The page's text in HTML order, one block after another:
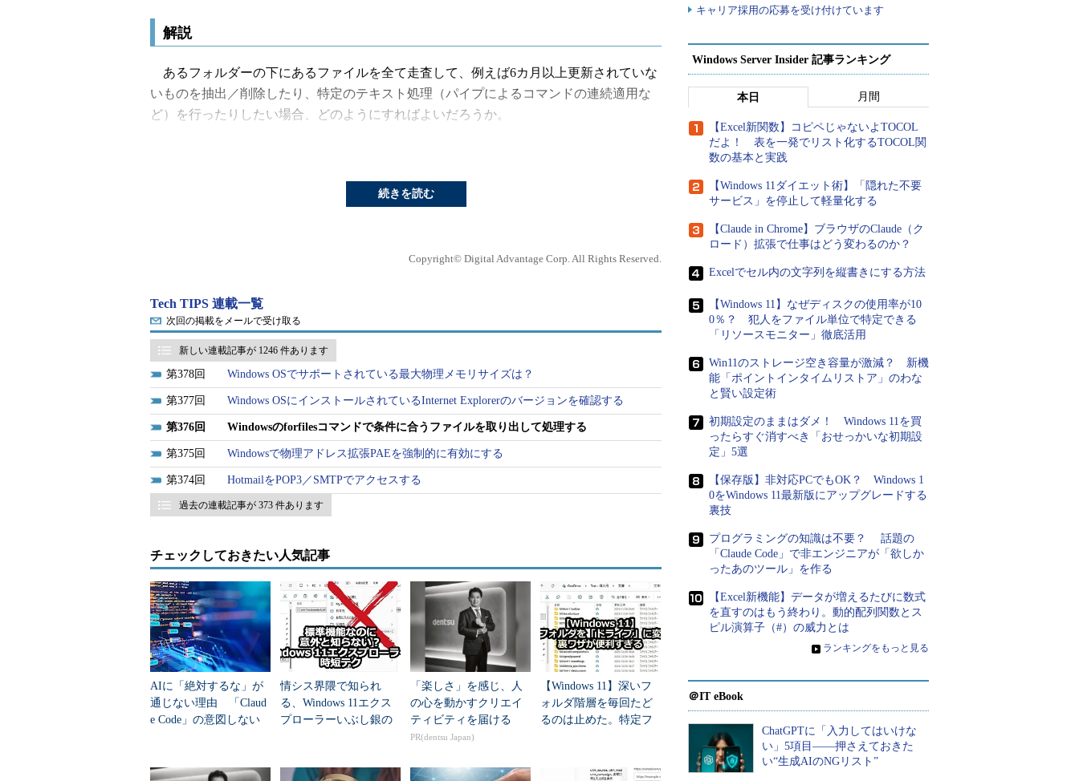
解説
あるフォルダーの下にあるファイルを全て走査して、例えば6カ月以上更新されていな
いものを抽出／削除したり、特定のテキスト処理（パイプによるコマンドの連続適用な
ど）を行ったりしたい場合、どのようにすればよいだろうか。
（応用編）
PowerShellを使えば、特定の条件を満たすファイルだけ
従来のコマンドプロンプトでの操作に馴れたユーザーなら、このような場合は
forfiles.exeコマンドを利用するとよいだろう。これは指定されたフォルダーの下を（必要
なら再帰的に）走査して条件に合うファイルやフォルダーを抽出し、それを基にして指
定されたコマンドを実行するという機能を持つ。
見つかったファイルやフォルダーのパス名やサイズ、日付などは変数として取り出す
ことができるので、実行するコマンドの引数にその変数を指定すれば、さまざまな処理
が可能になる。ファイルのバックアップや不要な過去のファイルの削除、テキスト処理
などに活用できるだろう。本TIPSではこのforfilesコマンドについて紹介する。
含む）でしか利用できない（ライセンス的にはともかく、動かすだけならWindows XP上
でも利用できるようである）。Windows 2000のリソースキットには、Windows 2000向け
の古いバージョンのものが収録されている。
操作方法
●forfilesの使い方
forfilesコマンドの使い方は「forfiles /?」とすると表示される。
続きを読む
Copyright© Digital Advantage Corp. All Rights Reserved.
Tech TIPS 連載一覧
次回の掲載をメールで受け取る
新しい連載記事が 1246 件あります
378 Windows OSでサポートされている最大物理メモリサイズは？
377 Windows OSにインストールされているInternet Explorerのバージョンを確認する
376 Windowsのforfilesコマンドで条件に合うファイルを取り出して処理する
375 Windowsで物理アドレス拡張PAEを強制的に有効にする
374 HotmailをPOP3／SMTPでアクセスする
過去の連載記事が 373 件あります
チェックしておきたい人気記事
AIに「絶対するな」が
通じない理由 「Claud
e Code」の意図しない
情シス界隈で知られ
る、Windows 11エクス
プローラーいぶし銀の
「楽しさ」を感じ、人
の心を動かすクリエイ
ティビティを届ける
PR(dentsu Japan)
【Windows 11】深いフ
ォルダ階層を毎回たど
るのは止めた。特定フ
キャリア採用の応募を受け付けています
Windows Server Insider 記事ランキング
本日 月間
【Excel新関数】コピペじゃないよTOCOL
だよ！ 表を一発でリスト化するTOCOL関
数の基本と実践
【Windows 11ダイエット術】「隠れた不要
サービス」を停止して軽量化する
【Claude in Chrome】ブラウザのClaude（ク
ロード）拡張で仕事はどう変わるのか？
Excelでセル内の文字列を縦書きにする方法
【Windows 11】なぜディスクの使用率が10
0％？ 犯人をファイル単位で特定できる
「リソースモニター」徹底活用
Win11のストレージ空き容量が激減？ 新機
能「ポイントインタイムリストア」のわな
と賢い設定術
初期設定のままはダメ！ Windows 11を買
ったらすぐ消すべき「おせっかいな初期設
定」5選
【保存版】非対応PCでもOK？ Windows 1
0をWindows 11最新版にアップグレードする
裏技
プログラミングの知識は不要？ 話題の
「Claude Code」で非エンジニアが「欲しか
ったあのツール」を作る
【Excel新機能】データが増えるたびに数式
を直すのはもう終わり。動的配列関数とス
ピル演算子（#）の威力とは
» ランキングをもっと見る
＠IT eBook
ChatGPTに「入力してはいけな
い」5項目――押さえておきた
い“生成AIのNGリスト”